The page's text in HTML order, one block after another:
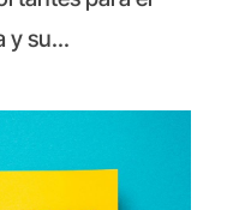
y su...